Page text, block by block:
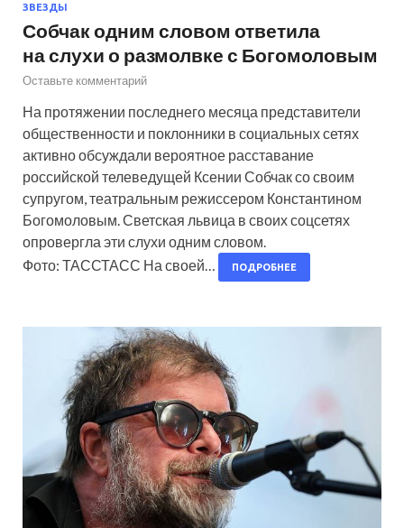
ЗВЕЗДЫ
Собчак одним словом ответила
на слухи о размолвке с Богомоловым
Оставьте комментарий
На протяжении последнего месяца представители
общественности и поклонники в социальных сетях
активно обсуждали вероятное расставание
российской телеведущей Ксении Собчак со своим
супругом, театральным режиссером Константином
Богомоловым. Светская львица в своих соцсетях
опровергла эти слухи одним словом.
Фото: ТАССТАСС На своей…
ПОДРОБНЕЕ